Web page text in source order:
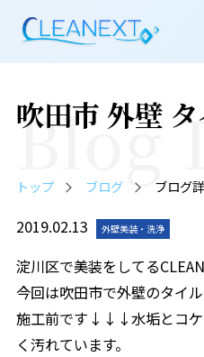
吹田市 外壁
Blog
トップ ブログ ブログ
2019.02.13 外壁美装・洗浄
淀川区で美装をしてる
今回は吹田市で外壁のタイ
施工前です↓↓↓水垢とコケ
く汚れています。